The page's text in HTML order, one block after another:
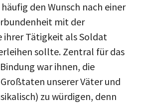
den Wunsch nach einer
mit der
ihrer Tätigkeit als Soldat
sollte. Zentral für das
war ihnen, die
unserer Väter und
zu würdigen, denn